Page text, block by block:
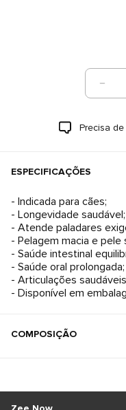
Precisa de
ESPECIFICAÇÕES
- Indicada para cães;
- Longevidade saudável;
- Atende paladares
- Pelagem macia e pele
- Saúde intestinal
- Saúde oral prolongada;
- Articulações
- Disponível em
COMPOSIÇÃO